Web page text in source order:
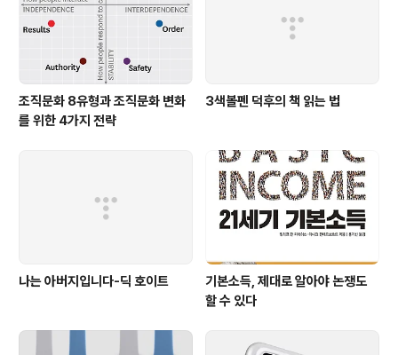
조직문화 8유형과 조직문화 변화
를 위한 4가지 전략
3색볼펜 덕후의 책 읽는 법
나는 아버지입니다-딕 호이트
기본소득, 제대로 알아야 논쟁도
할 수 있다